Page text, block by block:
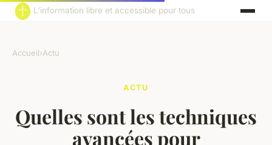
L'information libre et accessible pour tous
Accueil›Actu
ACTU
Quelles sont les techniques
avancées pour